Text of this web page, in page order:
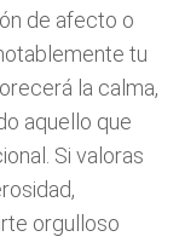
de afecto o
tu
la calma,
aquello que
Si valoras
orgulloso